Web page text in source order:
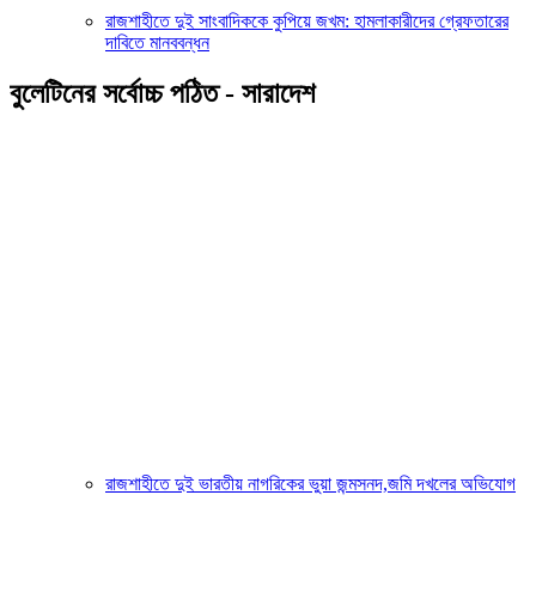
রাজশাহীতে দুই সাংবাদিককে কুপিয়ে জখম: হামলাকারীদের গ্রেফতারের
দাবিতে মানববন্ধন
বুলেটিনের সর্বোচ্চ পঠিত - সারাদেশ
রাজশাহীতে দুই ভারতীয় নাগরিকের ভুয়া জন্মসনদ,জমি দখলের অভিযোগ